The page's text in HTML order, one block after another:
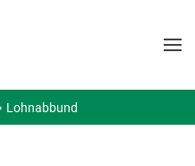
Lohnabbund